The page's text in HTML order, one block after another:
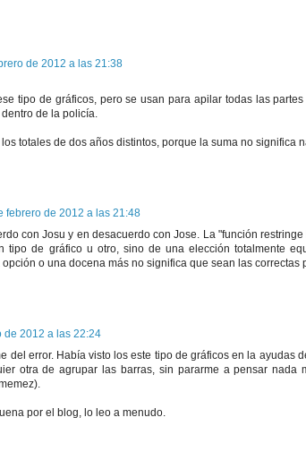
de 2012 a las 21:38
tipo de gráficos, pero se usan para apilar todas las
de la policía.
totales de dos años distintos, porque la suma no significa
febrero de 2012 a las 21:48
con Josu y en desacuerdo con Jose. La "función
tipo de gráfico u otro, sino de una elección totalmente
o una docena más no significa que sean las correctas
de 2012 a las 22:24
del error. Había visto los este tipo de gráficos en la ayudas
otra de agrupar las barras, sin pararme a pensar nada
por el blog, lo leo a menudo.